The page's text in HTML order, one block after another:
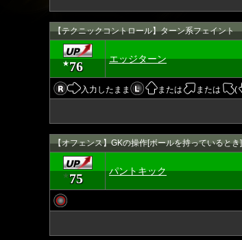
【テクニックコントロール】ターン系フェイント
★76 エッジターン
入力したまま または または (
【オフェンス】GKの操作[ボールを持っているとき]
★75 パントキック